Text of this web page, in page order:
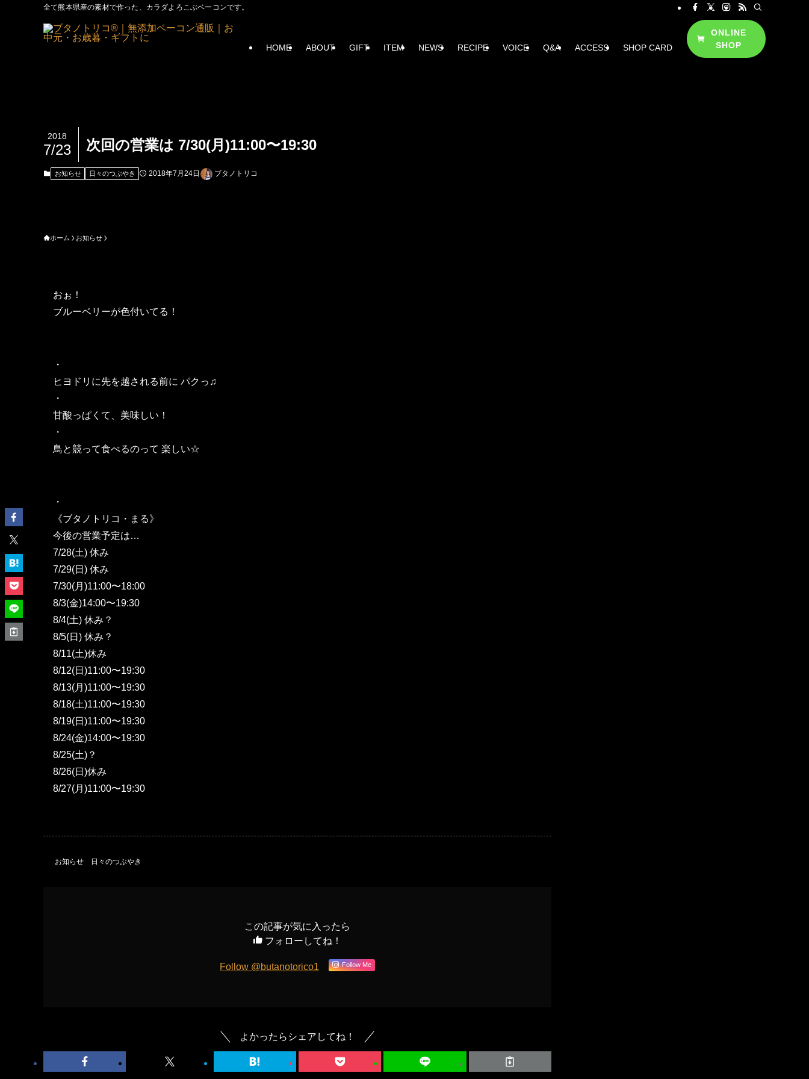
全て熊本県産の素材で作った、カラダよろこぶベーコンです。
HOME ABOUT GIFT ITEM NEWS RECIPE VOICE Q&A ACCESS SHOP CARD
ONLINE
SHOP
次回の営業は 7/30(月)11:00〜19:30
2018
7/23
お知らせ 日々のつぶやき 2018年7月24日 ブタノトリコ
ホーム お知らせ
おぉ！
ブルーベリーが色付いてる！
・
ヒヨドリに先を越される前に パクっ♫
・
甘酸っぱくて、美味しい！
・
鳥と競って食べるのって 楽しい☆
・
《ブタノトリコ・まる》
今後の営業予定は…
7/28(土) 休み
7/29(日) 休み
7/30(月)11:00〜18:00
8/3(金)14:00〜19:30
8/4(土) 休み？
8/5(日) 休み？
8/11(土)休み
8/12(日)11:00〜19:30
8/13(月)11:00〜19:30
8/18(土)11:00〜19:30
8/19(日)11:00〜19:30
8/24(金)14:00〜19:30
8/25(土)？
8/26(日)休み
8/27(月)11:00〜19:30
お知らせ 日々のつぶやき
この記事が気に入ったら
フォローしてね！
Follow @butanotorico1 Follow Me
よかったらシェアしてね！